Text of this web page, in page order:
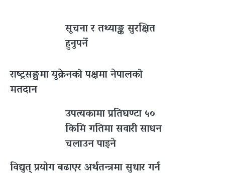
सूचना र तथ्याङ्क सुरक्षित
हुनुपर्ने
राष्ट्रसङ्घमा युक्रेनको पक्षमा नेपालको
मतदान
उपत्यकामा प्रतिघण्टा ५०
किमि गतिमा सवारी साधन
चलाउन पाइने
विद्युत् प्रयोग बढाएर अर्थतन्त्रमा सुधार गर्न